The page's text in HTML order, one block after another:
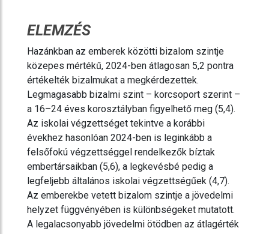
ELEMZÉS
Hazánkban az emberek közötti bizalom szintje
közepes mértékű, 2024-ben átlagosan 5,2 pontra
értékelték bizalmukat a megkérdezettek.
Legmagasabb bizalmi szint – korcsoport szerint –
a 16–24 éves korosztályban figyelhető meg (5,4).
Az iskolai végzettséget tekintve a korábbi
évekhez hasonlóan 2024-ben is leginkább a
felsőfokú végzettséggel rendelkezők bíztak
embertársaikban (5,6), a legkevésbé pedig a
legfeljebb általános iskolai végzettségűek (4,7).
Az emberekbe vetett bizalom szintje a jövedelmi
helyzet függvényében is különbségeket mutatott.
A legalacsonyabb jövedelmi ötödben az átlagérték